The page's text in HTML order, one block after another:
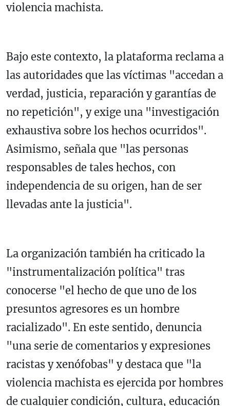
violencia machista.
Bajo este contexto, la plataforma reclama a
las autoridades que las víctimas "accedan a
verdad, justicia, reparación y garantías de
no repetición", y exige una "investigación
exhaustiva sobre los hechos ocurridos".
Asimismo, señala que "las personas
responsables de tales hechos, con
independencia de su origen, han de ser
llevadas ante la justicia".
La organización también ha criticado la
"instrumentalización política" tras
conocerse "el hecho de que uno de los
presuntos agresores es un hombre
racializado". En este sentido, denuncia
"una serie de comentarios y expresiones
racistas y xenófobas" y destaca que "la
violencia machista es ejercida por hombres
de cualquier condición, cultura, educación